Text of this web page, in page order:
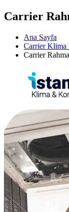
Carrier
Ana Sayfa
Carrier Klima
Carrier